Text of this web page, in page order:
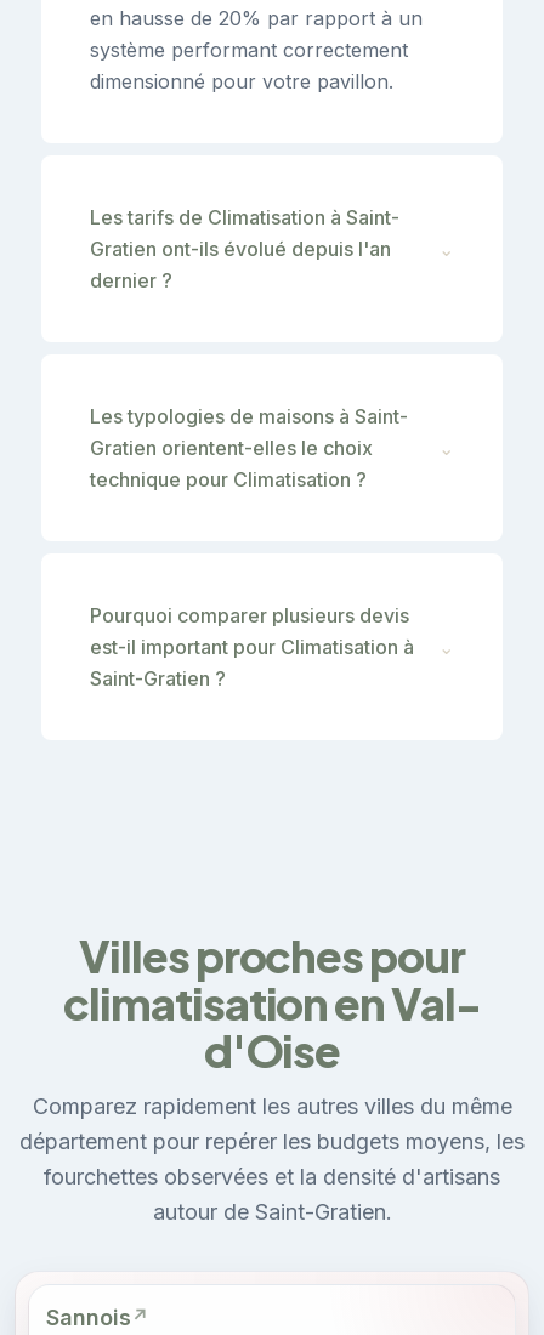
en hausse de 20% par rapport à un
système performant correctement
dimensionné pour votre pavillon.
Les tarifs de Climatisation à Saint-
Gratien ont-ils évolué depuis l'an
dernier ?
⌄
Les typologies de maisons à Saint-
Gratien orientent-elles le choix
technique pour Climatisation ?
⌄
Pourquoi comparer plusieurs devis
est-il important pour Climatisation à
Saint-Gratien ?
⌄
Villes proches pour
climatisation en Val-
d'Oise
Comparez rapidement les autres villes du même
département pour repérer les budgets moyens, les
fourchettes observées et la densité d'artisans
autour de Saint-Gratien.
Sannois